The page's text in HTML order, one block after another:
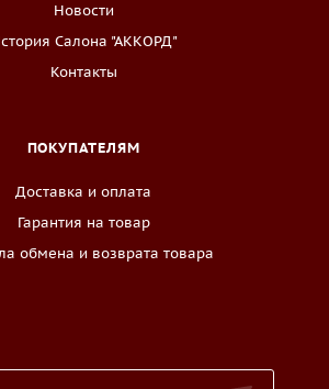
Новости
Салона "АККОРД"
Контакты
ПОКУПАТЕЛЯМ
Доставка и оплата
Гарантия на товар
обмена и возврата товара